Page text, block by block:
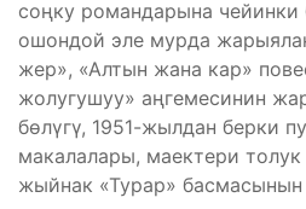
соңку романдарына
ошондой эле мурда
жер», «Алтын жана кар»
жолугушуу» аңгемесинин
бөлүгү, 1951-жылдан берки
макалалары, маектери толук
жыйнак «Турар»